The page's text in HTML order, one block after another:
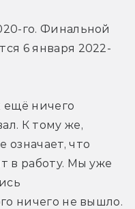
го. Финальной
6 января 2022-
ещё ничего
К тому же,
означает, что
в работу. Мы уже
ничего не вышло.